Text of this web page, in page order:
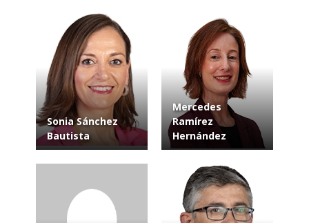
Sonia Sánchez
Bautista
Mercedes
Ramírez
Hernández